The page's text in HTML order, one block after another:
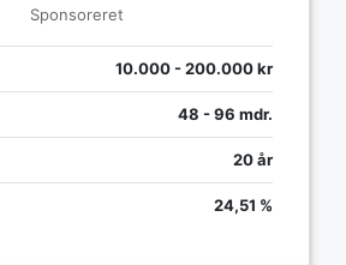
Sponsoreret
10.000 - 200.000 kr
48 - 96 mdr.
20 år
24,51 %